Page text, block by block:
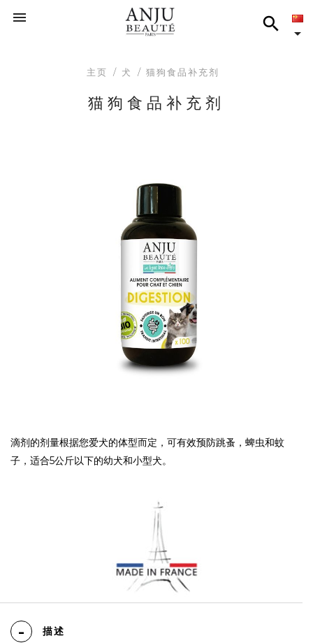



主页 犬 猫狗食品补充剂
猫狗食品补充剂
滴剂的剂量根据您爱犬的体型而定，可有效预防跳蚤，蜱虫和蚊
子，适合5公斤以下的幼犬和小型犬。
描述